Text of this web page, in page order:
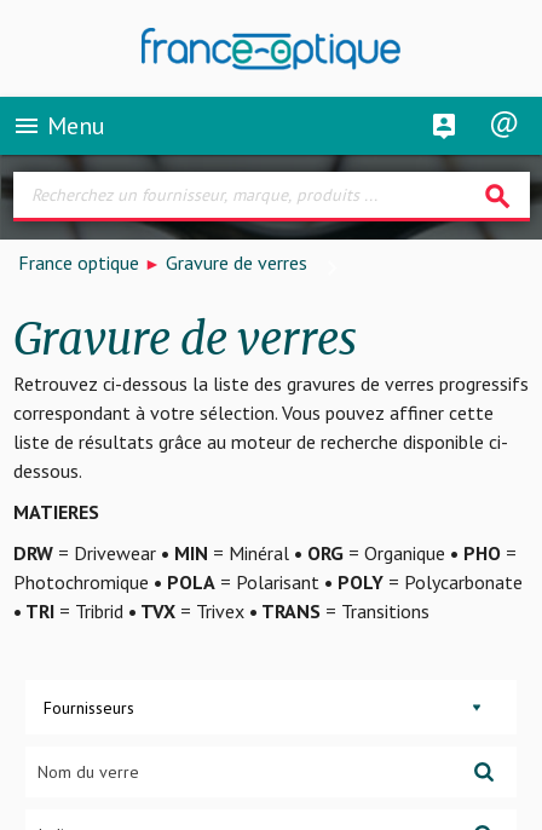
menu Menu
search
France optique Gravure de verres
Gravure de verres
Retrouvez ci-dessous la liste des gravures de verres progressifs
correspondant à votre sélection. Vous pouvez affiner cette
liste de résultats grâce au moteur de recherche disponible ci-
dessous.
MATIERES
DRW= Drivewear • MIN = Minéral • ORG= Organique • PHO=
Photochromique • POLA= Polarisant • POLY= Polycarbonate
• TRI= Tribrid • TVX= Trivex • TRANS= Transitions
Fournisseurs